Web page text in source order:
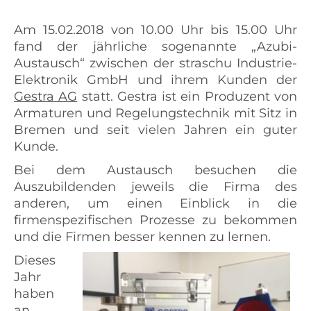
Am 15.02.2018 von 10.00 Uhr bis 15.00 Uhr
fand der jährliche sogenannte „Azubi-
Austausch“ zwischen der straschu Industrie-
Elektronik GmbH und ihrem Kunden der
Gestra AG statt. Gestra ist ein Produzent von
Armaturen und Regelungstechnik mit Sitz in
Bremen und seit vielen Jahren ein guter
Kunde.
Bei dem Austausch besuchen die
Auszubildenden jeweils die Firma des
anderen, um einen Einblick in die
firmenspezifischen Prozesse zu bekommen
und die Firmen besser kennen zu lernen.
Dieses
Jahr
haben